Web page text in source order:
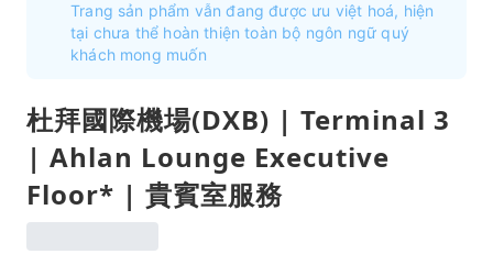
Trang sản phẩm vẫn đang được ưu việt hoá, hiện
tại chưa thể hoàn thiện toàn bộ ngôn ngữ quý
khách mong muốn
杜拜國際機場(DXB) | Terminal 3
| Ahlan Lounge Executive
Floor* | 貴賓室服務